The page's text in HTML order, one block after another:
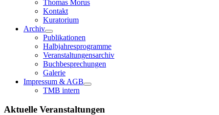
Thomas Morus
Kontakt
Kuratorium
Archiv
Publikationen
Halbjahresprogramme
Veranstaltungensarchiv
Buchbesprechungen
Galerie
Impressum & AGB
TMB intern
Aktuelle Veranstaltungen